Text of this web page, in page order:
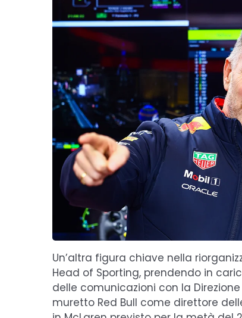
Un’altra figura chiave nella
Head of Sporting, prendendo in
delle comunicazioni con la
muretto Red Bull come direttore